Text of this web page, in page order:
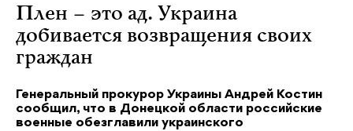
Плен – это ад. Украина
добивается возвращения своих
граждан
Генеральный прокурор Украины Андрей Костин
сообщил, что в Донецкой области российские
военные обезглавили украинского